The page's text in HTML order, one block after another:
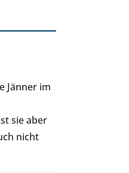
Jänner im
sie aber
nicht